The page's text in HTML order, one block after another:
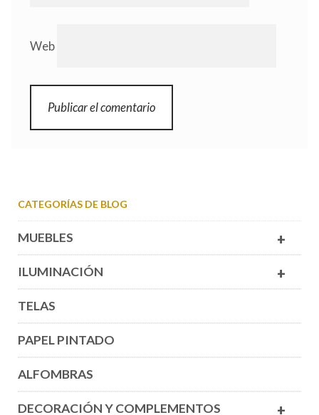
Web
CATEGORÍAS DE BLOG
+
MUEBLES
+
ILUMINACIÓN
TELAS
PAPEL PINTADO
ALFOMBRAS
+
DECORACIÓN Y COMPLEMENTOS